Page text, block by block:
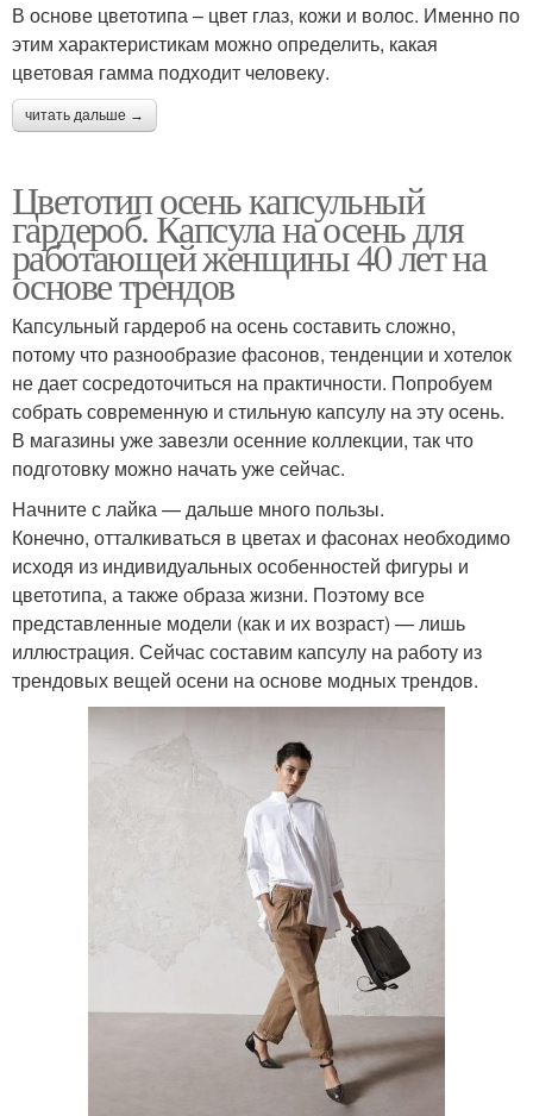
В основе цветотипа – цвет глаз, кожи и волос. Именно по
этим характеристикам можно определить, какая
цветовая гамма подходит человеку.
читать дальше →
Цветотип осень капсульный
гардероб. Капсула на осень для
работающей женщины 40 лет на
основе трендов
Капсульный гардероб на осень составить сложно,
потому что разнообразие фасонов, тенденции и хотелок
не дает сосредоточиться на практичности. Попробуем
собрать современную и стильную капсулу на эту осень.
В магазины уже завезли осенние коллекции, так что
подготовку можно начать уже сейчас.
Начните с лайка — дальше много пользы.
Конечно, отталкиваться в цветах и фасонах необходимо
исходя из индивидуальных особенностей фигуры и
цветотипа, а также образа жизни. Поэтому все
представленные модели (как и их возраст) — лишь
иллюстрация. Сейчас составим капсулу на работу из
трендовых вещей осени на основе модных трендов.